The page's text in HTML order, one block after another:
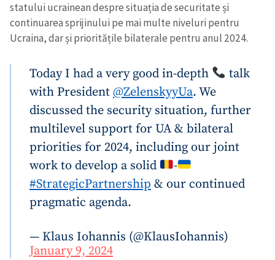
statului ucrainean despre situația de securitate și
continuarea sprijinului pe mai multe niveluri pentru
Ucraina, dar și prioritățile bilaterale pentru anul 2024.
Today I had a very good in-depth
talk
with President@ZelenskyyUa. We
discussed the security situation, further
multilevel support for UA & bilateral
priorities for 2024, including our joint
work to develop a solid
-
#StrategicPartnership & our continued
pragmatic agenda.
— Klaus Iohannis (@KlausIohannis)
January 9, 2024